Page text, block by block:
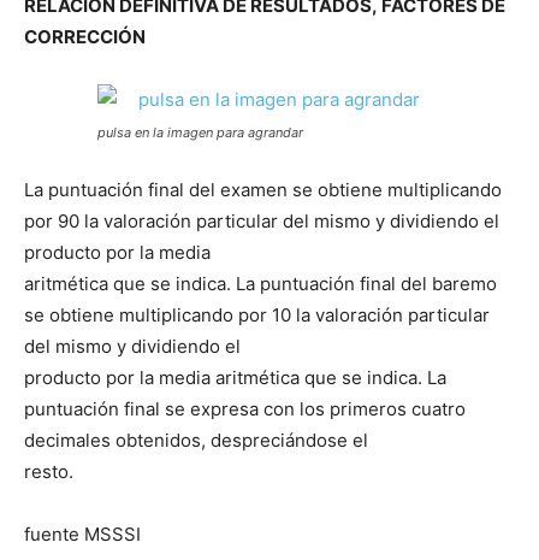
RELACION DEFINITIVA DE RESULTADOS, FACTORES DE
CORRECCIÓN
pulsa en la imagen para agrandar
La puntuación final del examen se obtiene multiplicando
por 90 la valoración particular del mismo y dividiendo el
producto por la media
aritmética que se indica. La puntuación final del baremo
se obtiene multiplicando por 10 la valoración particular
del mismo y dividiendo el
producto por la media aritmética que se indica. La
puntuación final se expresa con los primeros cuatro
decimales obtenidos, despreciándose el
resto.
fuente MSSSI